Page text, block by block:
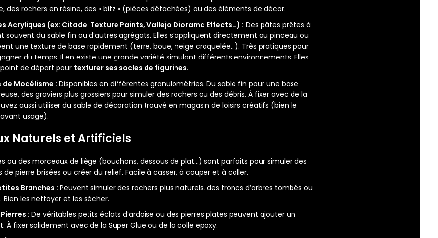
des rochers en résine, des « bitz » (pièces détachées) ou des éléments de décor.
Acryliques (ex: Citadel Texture Paints, Vallejo Diorama Effects…) : Des pâtes prêtes à
souvent du sable fin ou d’autres agrégats. Elles s’appliquent directement au pinceau ou
une texture de base rapidement (terre, boue, neige craquelée…). Très pratiques pour
du temps. Il en existe une grande variété simulant différents environnements. Elles
de départ pour texturer ses socles de figurines.
de Modélisme : Disponibles en différentes granulométries. Du sable fin pour une base
des graviers plus grossiers pour simuler des rochers ou des débris. À fixer avec de la
aussi utiliser du sable de décoration trouvé en magasin de loisirs créatifs (bien le
usage).
Naturels et Artificiels
ou des morceaux de liège (bouchons, dessous de plat…) sont parfaits pour simuler des
de pierre brisées ou créer du relief. Facile à casser, à couper et à coller.
Branches : Peuvent simuler des rochers plus naturels, des troncs d’arbres tombés ou
Bien les nettoyer et les sécher.
: De véritables petits éclats d’ardoise ou des pierres plates peuvent ajouter un
À fixer solidement avec de la Super Glue ou de la colle epoxy.